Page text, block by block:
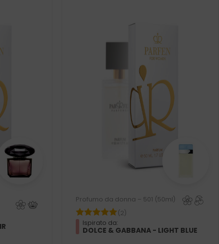
Profumo da donna – 501 (50ml)
(2)
Ispirato da:
DOLCE & GABBANA - LIGHT BLUE